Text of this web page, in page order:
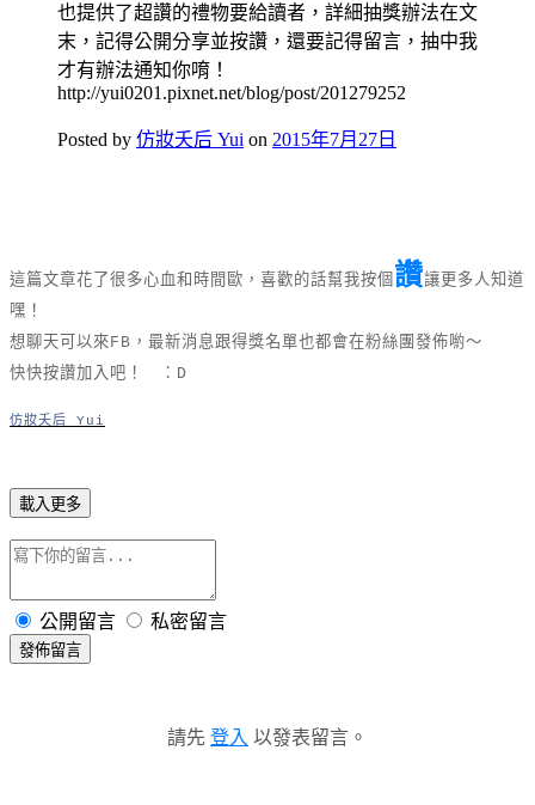
也提供了超讚的禮物要給讀者，詳細抽獎辦法在文
末，記得公開分享並按讚，還要記得留言，抽中我
才有辦法通知你唷！
http://yui0201.pixnet.net/blog/post/201279252
Posted by 仿妝夭后 Yui on 2015年7月27日
這篇文章花了很多心血和時間歐，喜歡的話幫我按個 讚讓更多人知道
嘿！
想聊天可以來FB，最新消息跟得獎名單也都會在粉絲團發佈喲～
快快按讚加入吧！ ：D
仿妝夭后 Yui
載入更多
公開留言 私密留言
發佈留言
請先 登入 以發表留言。